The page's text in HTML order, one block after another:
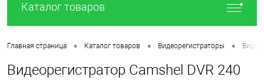
Каталог товаров
Главная страница • Каталог товаров • Видеорегистраторы •
Видеорегистратор Camshel DVR 240